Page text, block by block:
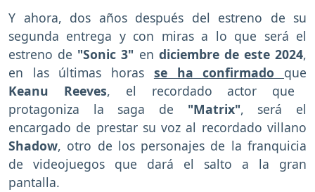
Y ahora, dos años después del estreno de su
segunda entrega y con miras a lo que será el
estreno de "Sonic 3" en diciembre de este 2024,
en las últimas horas se ha confirmado que
Keanu Reeves, el recordado actor que
protagoniza la saga de "Matrix", será el
encargado de prestar su voz al recordado villano
Shadow, otro de los personajes de la franquicia
de videojuegos que dará el salto a la gran
pantalla.